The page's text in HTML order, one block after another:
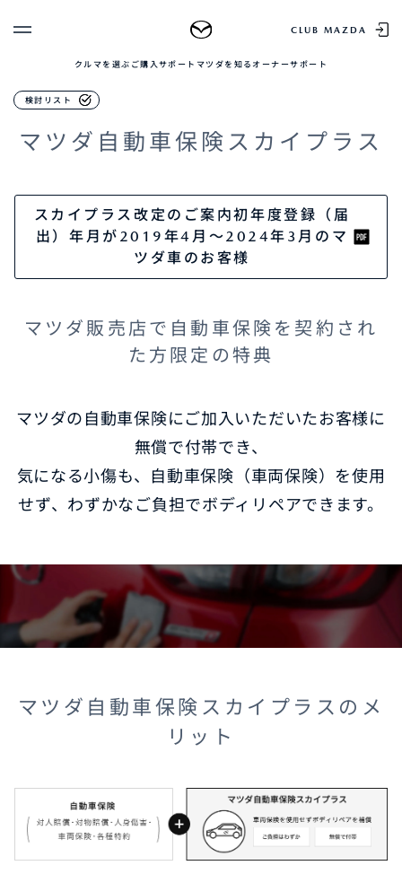
CLUB MAZDA
クルマを選ぶ ご購入サポート マツダを知る オーナーサポート
検討リスト
MAZDAのSUV比較
ご購入サポート
購入相談
リコール情報
お問合せ/FAQ
企業・IR・採用
MYページTOP
お知らせ配信の登録・解除
ログアウト
カーケア・修理
マツダコーティングシリーズ パックdeメンテ
マツダ自動車保険スカイプラス
スカイプラス改定のご案内初年度登録（届
出）年月が2019年4月～2024年3月のマ
ツダ車のお客様
マツダ販売店で自動車保険を契約され
た方限定の特典
マツダの自動車保険にご加入いただいたお客様に
無償で付帯でき、
気になる小傷も、自動車保険（車両保険）を使用
せず、わずかなご負担でボディリペアできます。
マツダ自動車保険スカイプラスのメ
リット